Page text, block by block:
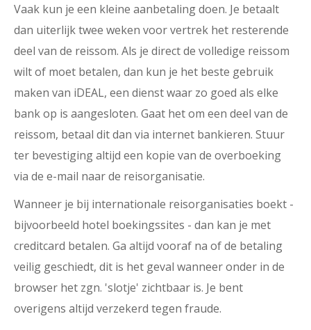
Vaak kun je een kleine aanbetaling doen. Je betaalt
dan uiterlijk twee weken voor vertrek het resterende
deel van de reissom. Als je direct de volledige reissom
wilt of moet betalen, dan kun je het beste gebruik
maken van iDEAL, een dienst waar zo goed als elke
bank op is aangesloten. Gaat het om een deel van de
reissom, betaal dit dan via internet bankieren. Stuur
ter bevestiging altijd een kopie van de overboeking
via de e-mail naar de reisorganisatie.
Wanneer je bij internationale reisorganisaties boekt -
bijvoorbeeld hotel boekingssites - dan kan je met
creditcard betalen. Ga altijd vooraf na of de betaling
veilig geschiedt, dit is het geval wanneer onder in de
browser het zgn. 'slotje' zichtbaar is. Je bent
overigens altijd verzekerd tegen fraude.